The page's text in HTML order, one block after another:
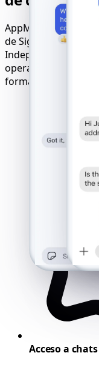
AppMessenger
de Signal en todos
operativo o la
forma remota,
Acceso a chats